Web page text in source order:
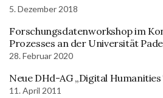
5. Dezember 2018
Forschungsdatenworkshop im
Prozesses an der Universität
28. Februar 2020
Neue DHd-AG „Digital
11. April 2011